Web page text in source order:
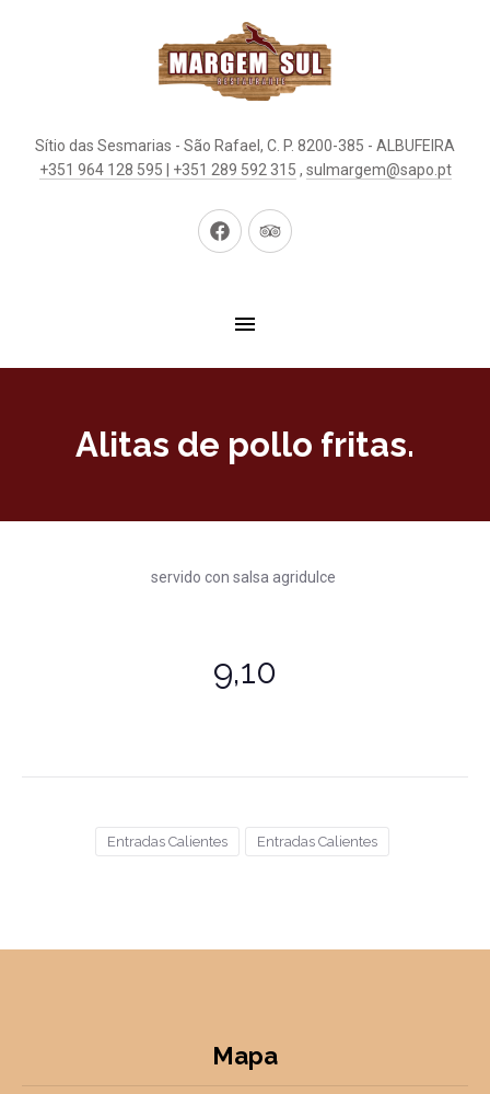
Sítio das Sesmarias - São Rafael, C. P. 8200-385 - ALBUFEIRA
+351 964 128 595 | +351 289 592 315 , sulmargem@sapo.pt
New
New
Alitas de pollo fritas.
servido con salsa agridulce
9,10
Entradas Calientes Entradas Calientes
Mapa